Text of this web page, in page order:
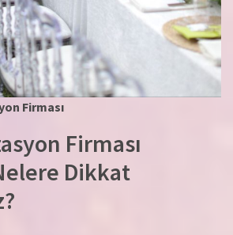
Firması
Firması
Dikkat